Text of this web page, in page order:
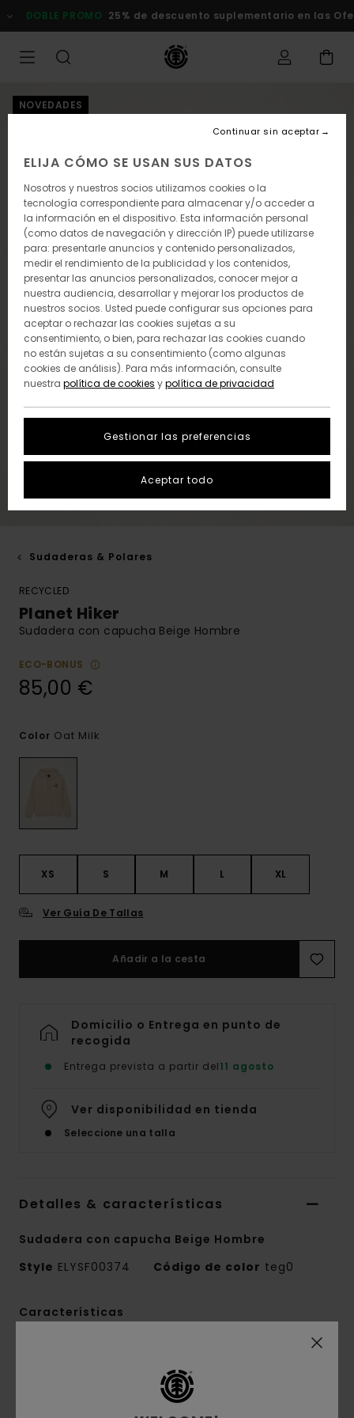
la
DOBLE PROMO 25% de descuento suplementario en las
NOVEDADES
Sudaderas & Polares
RECYCLED
Planet Hiker
Sudadera con capucha Beige Hombre
ECO-BONUS
85,00 €
Color Oat Milk
XS S M L XL
Ver Guía De Tallas
Añadir a la cesta
Domicilio o Entrega en punto de
recogida
Entrega prevista a partir del11 agosto
Ver disponibilidad en tienda
Seleccione una talla
Detalles & características
Sudadera con capucha Beige Hombre
Style ELYSF00374 Código de color teg0
Características
algodón reciclado, 30% algodón y 20% poliéster
corte relajado
ELIJA CÓMO SE USAN SUS DATOS
Nosotros y nuestros socios utilizamos cookies o la
tecnología correspondiente para almacenar y/o acceder a
la información en el dispositivo. Esta información personal
(como datos de navegación y dirección IP) puede utilizarse
para: presentarle anuncios y contenido personalizados,
medir el rendimiento de la publicidad y los contenidos,
presentar las anuncios personalizados, conocer mejor a
nuestra audiencia, desarrollar y mejorar los productos de
nuestros socios. Usted puede configurar sus opciones para
aceptar o rechazar las cookies sujetas a su
consentimiento, o bien, para rechazar las cookies cuando
no están sujetas a su consentimiento (como algunas
cookies de análisis). Para más información, consulte
nuestra política de cookies ypolítica de privacidad
Gestionar las preferencias
Continuar sin aceptar
Aceptar todo